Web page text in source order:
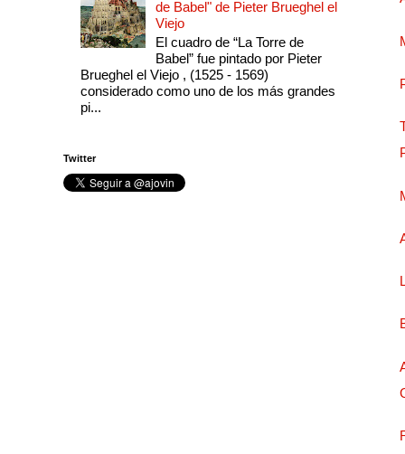
de Babel" de Pieter Brueghel el
Viejo
El cuadro de “La Torre de
Babel” fue pintado por Pieter
Brueghel el Viejo , (1525 - 1569)
considerado como uno de los más grandes
pi...
Twitter